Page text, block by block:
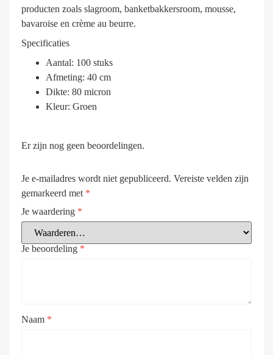
producten zoals slagroom, banketbakkersroom, mousse,
bavaroise en crème au beurre.
Specificaties
Aantal: 100 stuks
Afmeting: 40 cm
Dikte: 80 micron
Kleur: Groen
Er zijn nog geen beoordelingen.
Je e-mailadres wordt niet gepubliceerd. Vereiste velden zijn
gemarkeerd met *
Je waardering *
Je beoordeling *
Naam *